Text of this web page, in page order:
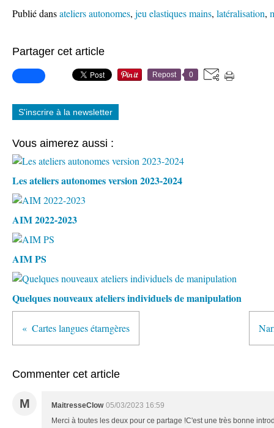
Publié dansateliers autonomes, jeu elastiques mains, latéralisation,
Partager cet article
Repost 0
S'inscrire à la newsletter
Vous aimerez aussi :
Les ateliers autonomes version 2023-2024
AIM 2022-2023
AIM PS
Quelques nouveaux ateliers individuels de manipulation
Cartes langues étarngères
Commenter cet article
M MaitresseClow 05/03/2023 16:59
Merci à toutes les deux pour ce partage !C'est une très bonne